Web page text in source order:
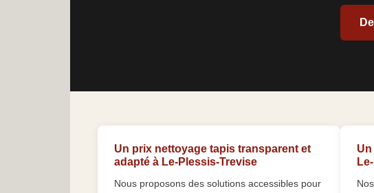
Un prix nettoyage tapis transparent et
adapté à Le-Plessis-Trevise
Nous proposons des solutions accessibles pour